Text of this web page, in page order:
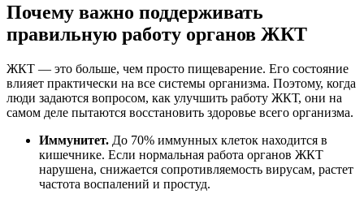
Почему важно поддерживать
правильную работу органов ЖКТ
ЖКТ — это больше, чем просто пищеварение. Его состояние
влияет практически на все системы организма. Поэтому, когда
люди задаются вопросом, как улучшить работу ЖКТ, они на
самом деле пытаются восстановить здоровье всего организма.
Иммунитет. До 70% иммунных клеток находится в
кишечнике. Если нормальная работа органов ЖКТ
нарушена, снижается сопротивляемость вирусам, растет
частота воспалений и простуд.